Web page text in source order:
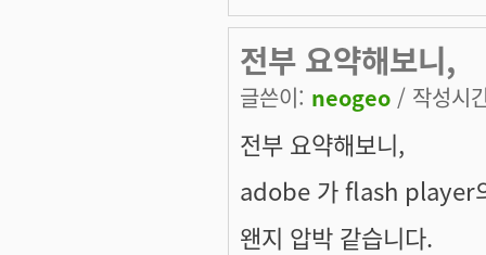
전부 요약해보니,
글쓴이: neogeo / 작성시
전부 요약해보니,
adobe 가 flash player
왠지 압박 같습니다.